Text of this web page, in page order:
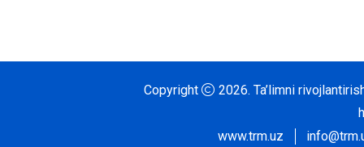
Copyright 2026. Ta’limni
www.trm.uz